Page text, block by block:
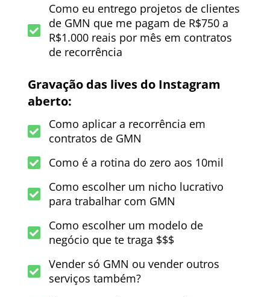
Como eu entrego projetos de clientes
de GMN que me pagam de R$750 a
R$1.000 reais por mês em contratos
de recorrência
Gravação das lives do Instagram
aberto:
Como aplicar a recorrência em
contratos de GMN
Como é a rotina do zero aos 10mil
Como escolher um nicho lucrativo
para trabalhar com GMN
Como escolher um modelo de
negócio que te traga $$$
Vender só GMN ou vender outros
serviços também?